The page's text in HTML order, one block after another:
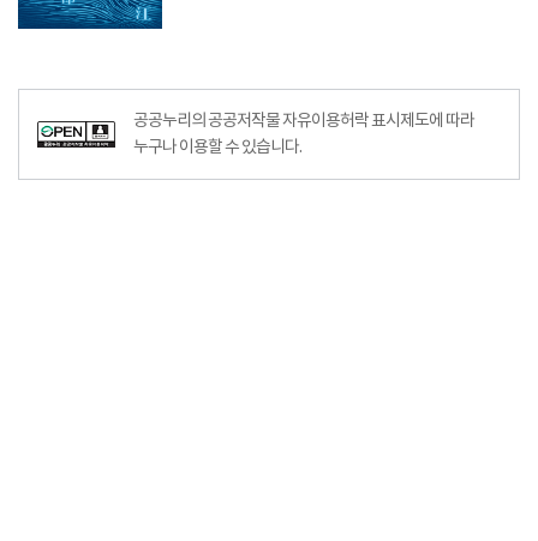
공공누리의 공공저작물 자유이용허락 표시제도에 따라
누구나 이용할 수 있습니다.